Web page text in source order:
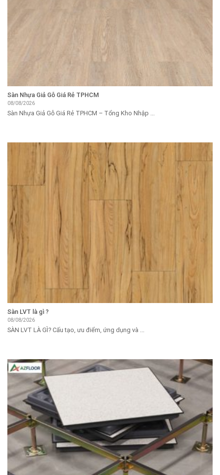
Sàn Nhựa Giả Gỗ Giá Rẻ TPHCM
08/08/2026
Sàn Nhựa Giả Gỗ Giá Rẻ TPHCM – Tổng Kho Nhập ...
Sàn LVT là gì ?
08/08/2026
SÀN LVT LÀ GÌ? Cấu tạo, ưu điểm, ứng dụng và ...